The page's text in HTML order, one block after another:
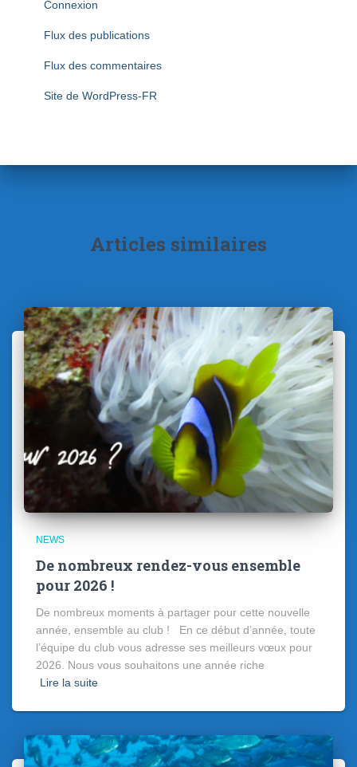
Connexion
Flux des publications
Flux des commentaires
Site de WordPress-FR
Articles similaires
NEWS
De nombreux rendez-vous ensemble
pour 2026 !
De nombreux moments à partager pour cette nouvelle
année, ensemble au club ! En ce début d’année, toute
l’équipe du club vous adresse ses meilleurs vœux pour
2026. Nous vous souhaitons une année riche
Lire la suite